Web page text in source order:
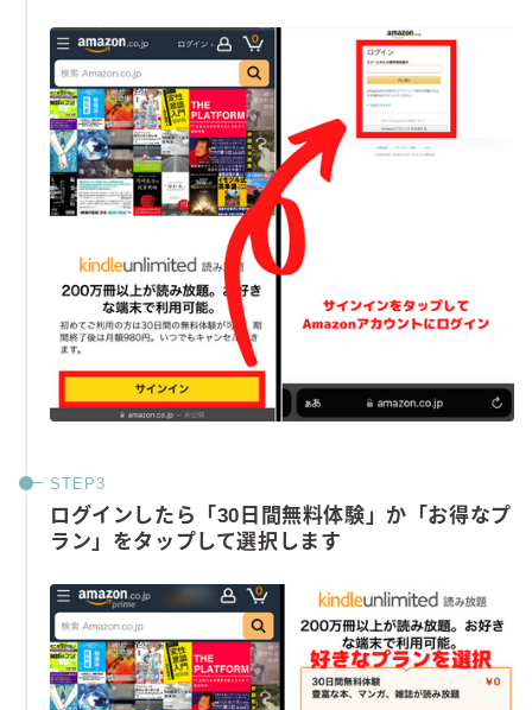
ログインしたら「30日間無料体験」か「お得なプ
ラン」をタップして選択 します